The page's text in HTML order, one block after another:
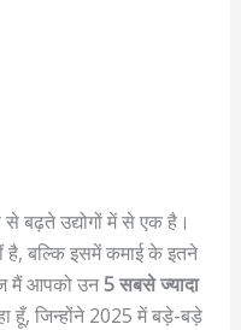
से बढ़ते उद्योगों में से एक है।
है, बल्कि इसमें कमाई के इतने
मैं आपको उन5 सबसे ज्यादा
हूँ, जिन्होंने 2025 में बड़े-बड़े